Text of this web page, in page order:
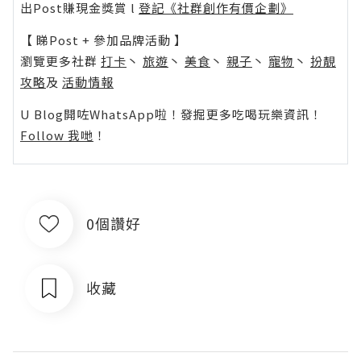
出Post賺現金獎賞 l 登記《社群創作有價企劃》
【 睇Post + 參加品牌活動 】
瀏覽更多社群 打卡 丶 旅遊 丶 美食 丶 親子 丶 寵物 丶 扮靚
攻略及 活動情報
U Blog開咗WhatsApp啦！發掘更多吃喝玩樂資訊！
Follow 我哋 ！
0個讚好
收藏